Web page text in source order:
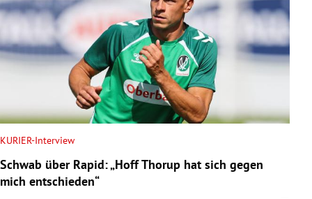
KURIER-Interview
Schwab über Rapid: „Hoff Thorup hat sich gegen
mich entschieden“